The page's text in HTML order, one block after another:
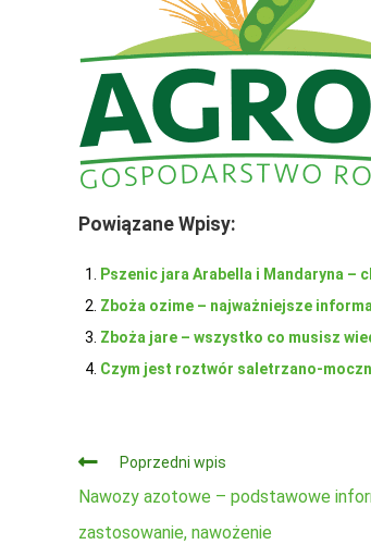
Powiązane Wpisy:
Pszenic jara Arabella i Mandaryna –
Zboża ozime – najważniejsze
Zboża jare – wszystko co musisz
Czym jest roztwór saletrzano-
Czytaj
dalej
Poprzedni wpis
Nawozy azotowe – podstawowe
zastosowanie, nawożenie